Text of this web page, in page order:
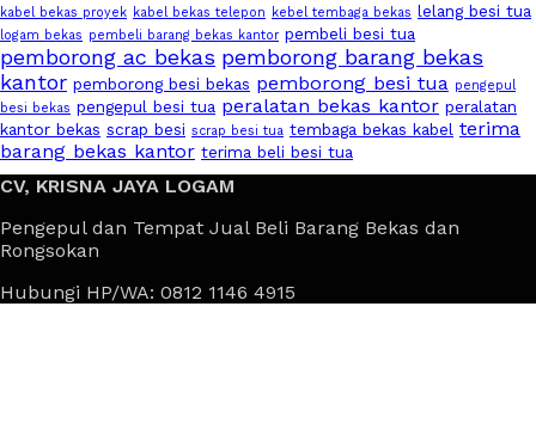
kabel bekas proyek kabel bekas telepon kebel tembaga bekas lelang besi tua
logam bekas pembeli barang bekas kantor pembeli besi tua
pemborong ac bekas pemborong barang bekas
kantor pemborong besi bekas pemborong besi tua pengepul
besi bekas pengepul besi tua peralatan bekas kantor peralatan
kantor bekas scrap besi scrap besi tua tembaga bekas kabel terima
barang bekas kantor terima beli besi tua
CV, KRISNA JAYA LOGAM
Pengepul dan Tempat Jual Beli Barang Bekas dan
Rongsokan
Hubungi HP/WA: 0812 1146 4915